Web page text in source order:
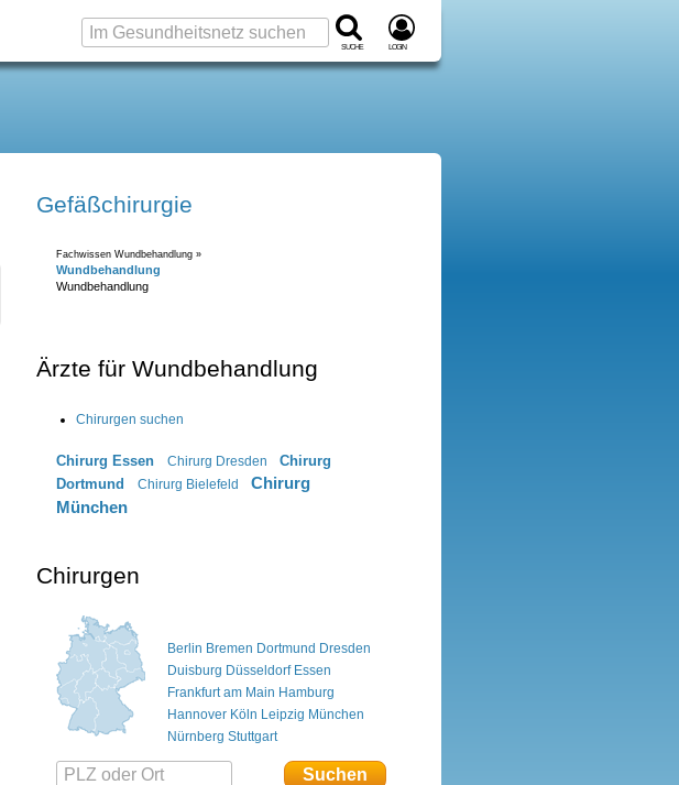
Suche Login
Gefäßchirurgie
Fachwissen Wundbehandlung »
Wundbehandlung
Wundbehandlung
Ärzte für Wundbehandlung
Chirurgen suchen
Chirurg Essen Chirurg Dresden
Chirurg
Dortmund
Chirurg Bielefeld
Chirurg
München
Chirurgen
Berlin Bremen Dortmund Dresden
Duisburg Düsseldorf Essen
Frankfurt am Main Hamburg
Hannover Köln Leipzig München
Nürnberg Stuttgart